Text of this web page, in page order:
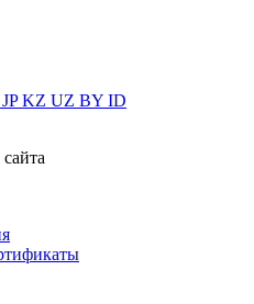
JPKZ UZ BY ID